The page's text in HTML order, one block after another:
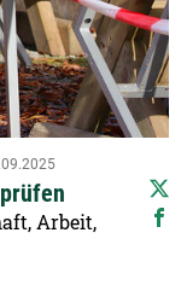
Arbeit,